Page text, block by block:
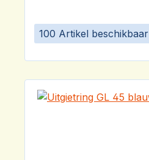
100 Artikel beschikbaar